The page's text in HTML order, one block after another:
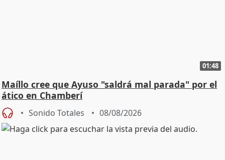
01:48
Maíllo cree que Ayuso "saldrá mal parada" por el
ático en Chamberí
Sonido Totales 08/08/2026